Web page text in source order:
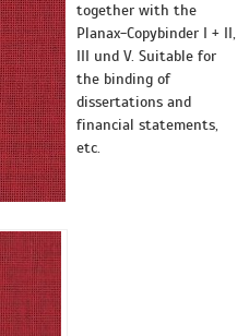
together with the
Planax-Copybinder I + II,
III und V. Suitable for
the binding of
dissertations and
financial statements,
etc.